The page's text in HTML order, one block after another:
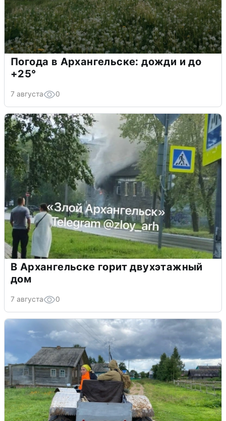
Погода в Архангельске: дожди и до
+25°
7 августа 0
В Архангельске горит двухэтажный
дом
7 августа 0